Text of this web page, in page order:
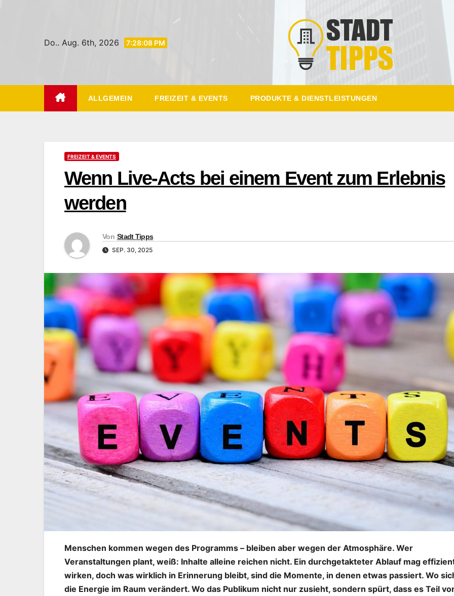
Do.. Aug. 6th, 2026 7:28:09 PM
ALLGEMEIN FREIZEIT & EVENTS PRODUKTE & DIENSTLEISTUNGEN
FREIZEIT & EVENTS
Wenn Live-Acts bei einem Event zum Erlebnis
werden
Von Stadt Tipps
SEP. 30, 2025
Menschen kommen wegen des Programms – bleiben aber wegen der Atmosphäre. Wer
Veranstaltungen plant, weiß: Inhalte alleine reichen nicht. Ein durchgetakteter Ablauf mag
wirken, doch was wirklich in Erinnerung bleibt, sind die Momente, in denen etwas passiert. Wo
die Energie im Raum verändert. Wo das Publikum nicht nur zusieht, sondern spürt, dass es Teil
TRAVEL
Mit dem Bus
durch
verzauberte
30.07.2026 STTIPP
TIPPS & TRICKS
Der
e Start:
27.07.2026